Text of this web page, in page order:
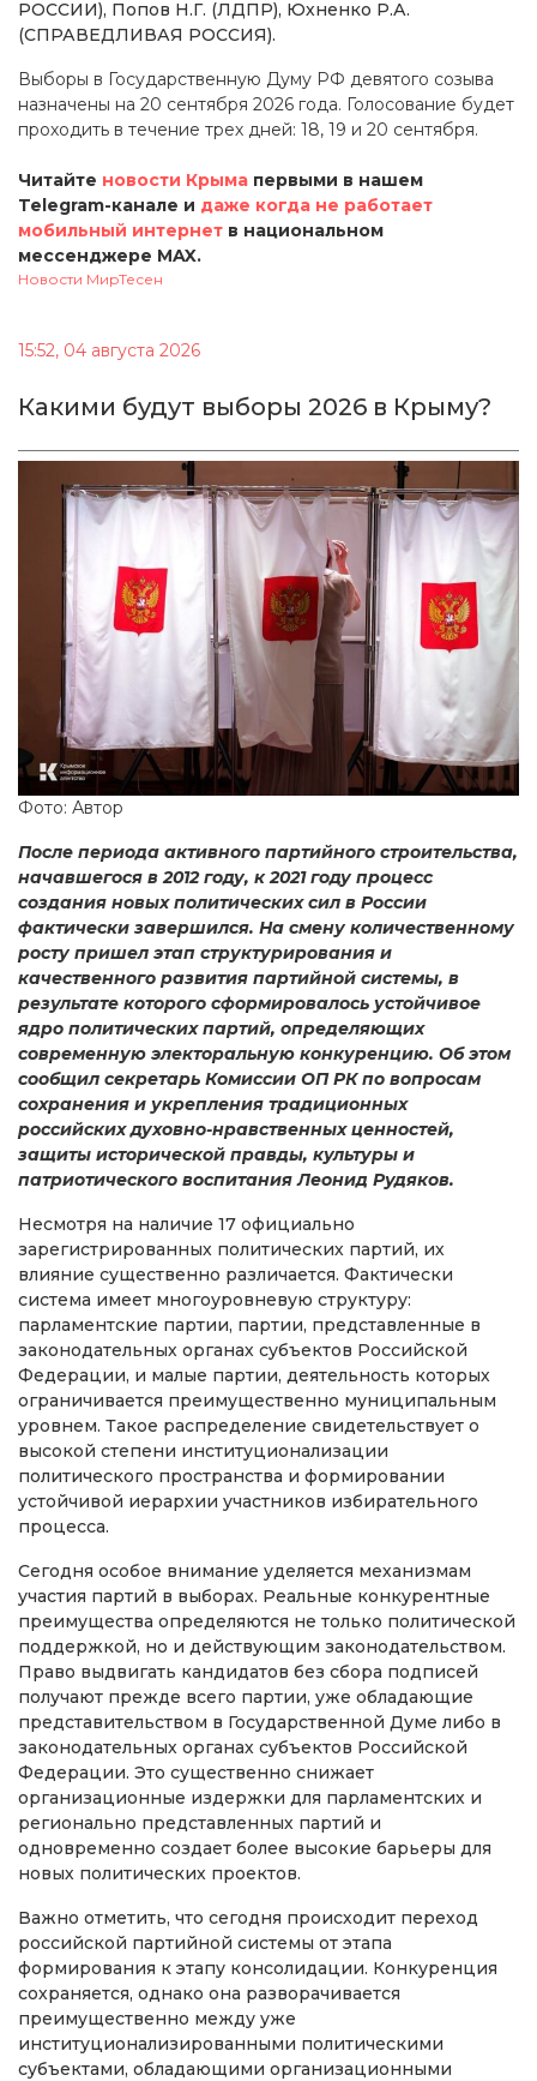
РОССИИ), Попов Н.Г. (ЛДПР), Юхненко Р.А.
(СПРАВЕДЛИВАЯ РОССИЯ).
Выборы в Государственную Думу РФ девятого созыва
назначены на 20 сентября 2026 года. Голосование будет
проходить в течение трех дней: 18, 19 и 20 сентября.
Читайте новости Крыма первыми в нашем
Telegram-канале и даже когда не работает
мобильный интернет в национальном
мессенджере MAX.
Новости МирТесен
15:52, 04 августа 2026
Какими будут выборы 2026 в Крыму?
Фото: Автор
После периода активного партийного строительства,
начавшегося в 2012 году, к 2021 году процесс
создания новых политических сил в России
фактически завершился. На смену количественному
росту пришел этап структурирования и
качественного развития партийной системы, в
результате которого сформировалось устойчивое
ядро политических партий, определяющих
современную электоральную конкуренцию. Об этом
сообщил секретарь Комиссии ОП РК по вопросам
сохранения и укрепления традиционных
российских духовно-нравственных ценностей,
защиты исторической правды, культуры и
патриотического воспитания Леонид Рудяков.
Несмотря на наличие 17 официально
зарегистрированных политических партий, их
влияние существенно различается. Фактически
система имеет многоуровневую структуру:
парламентские партии, партии, представленные в
законодательных органах субъектов Российской
Федерации, и малые партии, деятельность которых
ограничивается преимущественно муниципальным
уровнем. Такое распределение свидетельствует о
высокой степени институционализации
политического пространства и формировании
устойчивой иерархии участников избирательного
процесса.
Сегодня особое внимание уделяется механизмам
участия партий в выборах. Реальные конкурентные
преимущества определяются не только политической
поддержкой, но и действующим законодательством.
Право выдвигать кандидатов без сбора подписей
получают прежде всего партии, уже обладающие
представительством в Государственной Думе либо в
законодательных органах субъектов Российской
Федерации. Это существенно снижает
организационные издержки для парламентских и
регионально представленных партий и
одновременно создает более высокие барьеры для
новых политических проектов.
Важно отметить, что сегодня происходит переход
российской партийной системы от этапа
формирования к этапу консолидации. Конкуренция
сохраняется, однако она разворачивается
преимущественно между уже
институционализированными политическими
субъектами, обладающими организационными